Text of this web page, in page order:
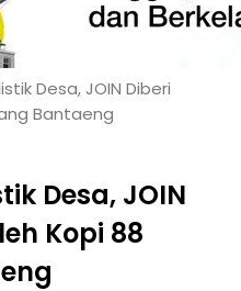
Desa, JOIN Diberi
Bantaeng
Desa, JOIN
Kopi 88